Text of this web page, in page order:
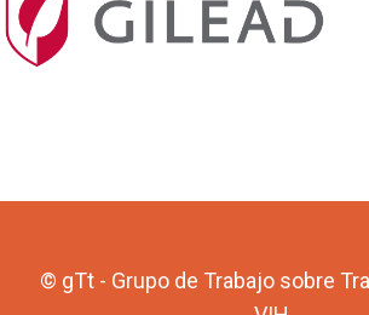
© gTt - Grupo de Trabajo sobre